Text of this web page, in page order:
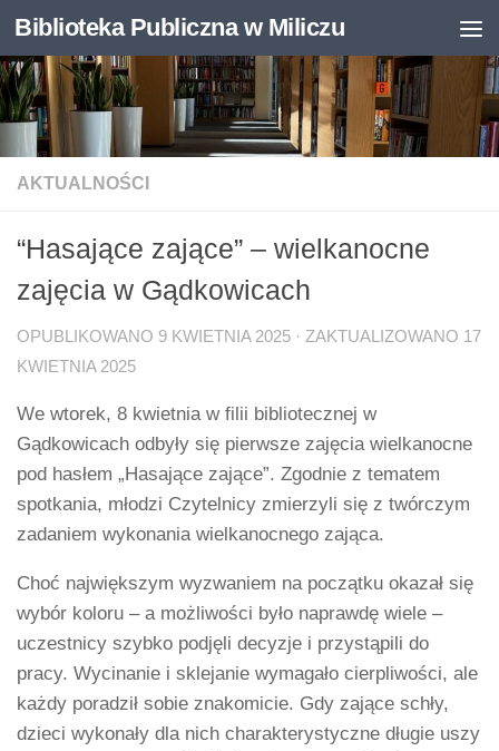
Otwórz pasek narzędzi
Skip to content
Biblioteka Publiczna w Miliczu
AKTUALNOŚCI
“Hasające zające” – wielkanocne
zajęcia w Gądkowicach
OPUBLIKOWANO 9 KWIETNIA 2025 · ZAKTUALIZOWANO 17
KWIETNIA 2025
We wtorek, 8 kwietnia w filii bibliotecznej w
Gądkowicach odbyły się pierwsze zajęcia wielkanocne
pod hasłem „Hasające zające”. Zgodnie z tematem
spotkania, młodzi Czytelnicy zmierzyli się z twórczym
zadaniem wykonania wielkanocnego zająca.
Choć największym wyzwaniem na początku okazał się
wybór koloru – a możliwości było naprawdę wiele –
uczestnicy szybko podjęli decyzje i przystąpili do
pracy. Wycinanie i sklejanie wymagało cierpliwości, ale
każdy poradził sobie znakomicie. Gdy zające schły,
dzieci wykonały dla nich charakterystyczne długie uszy